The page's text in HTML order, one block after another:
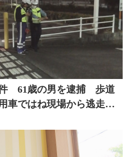
件 61歳の男を逮捕 歩道
車ではね現場から逃走し